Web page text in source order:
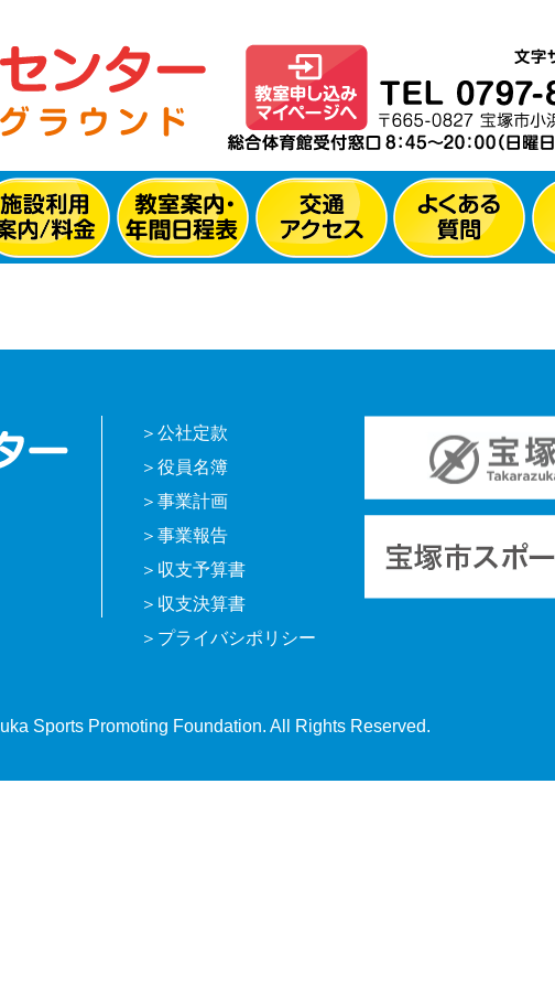
公社定款
役員名簿
事業計画
事業報告
収支予算書
収支決算書
プライバシポリシー
Sports Promoting Foundation. All Rights Reserved.